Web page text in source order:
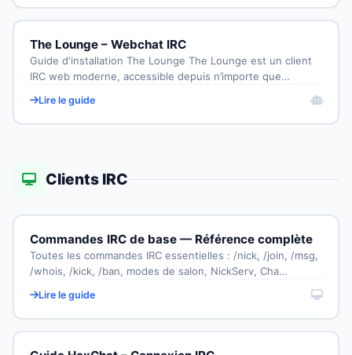
The Lounge – Webchat IRC
Guide d'installation The Lounge The Lounge est un client
IRC web moderne, accessible depuis n’importe que…
Lire le guide
Clients IRC
Commandes IRC de base — Référence complète
Toutes les commandes IRC essentielles : /nick, /join, /msg,
/whois, /kick, /ban, modes de salon, NickServ, Cha…
Lire le guide